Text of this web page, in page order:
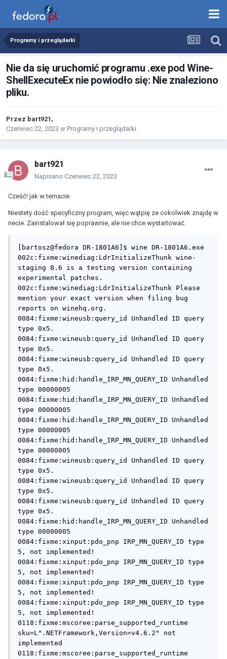
Programy i przeglądarki
Nie da się uruchomić programu .exe pod Wine-
ShellExecuteEx nie powiodło się: Nie znaleziono
pliku.
Przez bart921 ,
Czerwiec 22, 2023 w Programy i przeglądarki
bart921
Napisano Czerwiec 22, 2023
Cześć! jak w temacie.
Niestety dość specyficzny program, więc wątpię ze cokolwiek znajdę w
necie. Zainstalował się poprawnie, ale nie chce wystartować.
[bartosz@fedora DR-1801A6]$ wine DR-1801A6.exe
002c:fixme:winediag:LdrInitializeThunk wine-
staging 8.6 is a testing version containing
experimental patches.
002c:fixme:winediag:LdrInitializeThunk Please
mention your exact version when filing bug
reports on winehq.org.
0084:fixme:wineusb:query_id Unhandled ID query
type 0x5.
0084:fixme:wineusb:query_id Unhandled ID query
type 0x5.
0084:fixme:wineusb:query_id Unhandled ID query
type 0x5.
0084:fixme:hid:handle_IRP_MN_QUERY_ID Unhandled
type 00000005
0084:fixme:hid:handle_IRP_MN_QUERY_ID Unhandled
type 00000005
0084:fixme:hid:handle_IRP_MN_QUERY_ID Unhandled
type 00000005
0084:fixme:hid:handle_IRP_MN_QUERY_ID Unhandled
type 00000005
0084:fixme:wineusb:query_id Unhandled ID query
type 0x5.
0084:fixme:wineusb:query_id Unhandled ID query
type 0x5.
0084:fixme:wineusb:query_id Unhandled ID query
type 0x5.
0084:fixme:hid:handle_IRP_MN_QUERY_ID Unhandled
type 00000005
0084:fixme:xinput:pdo_pnp IRP_MN_QUERY_ID type
5, not implemented!
0084:fixme:xinput:pdo_pnp IRP_MN_QUERY_ID type
5, not implemented!
0084:fixme:xinput:pdo_pnp IRP_MN_QUERY_ID type
5, not implemented!
0084:fixme:xinput:pdo_pnp IRP_MN_QUERY_ID type
5, not implemented!
0118:fixme:mscoree:parse_supported_runtime
sku=L".NETFramework,Version=v4.6.2" not
implemented
0118:fixme:mscoree:parse_supported_runtime